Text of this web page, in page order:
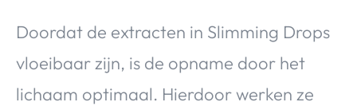
Doordat de extracten in Slimming Drops
vloeibaar zijn, is de opname door het
lichaam optimaal. Hierdoor werken ze